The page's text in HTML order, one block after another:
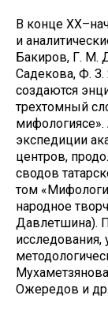
В конце
и
Бакиров, Г. М.
Садекова, Ф. З.
создаются
трехтомный
экспедиции
центров,
сводов
том
народное
Давлетшина).
Ожередов и